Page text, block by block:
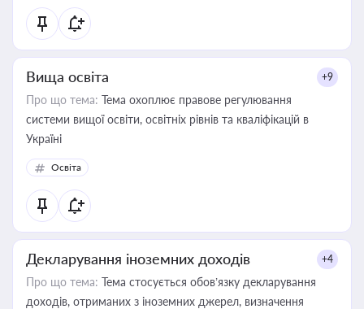
Вища освіта +9
Про що тема: Тема охоплює правове регулювання
системи вищої освіти, освітніх рівнів та кваліфікацій в
Україні
Освіта
Декларування іноземних доходів +4
Про що тема: Тема стосується обов’язку декларування
доходів, отриманих з іноземних джерел, визначення